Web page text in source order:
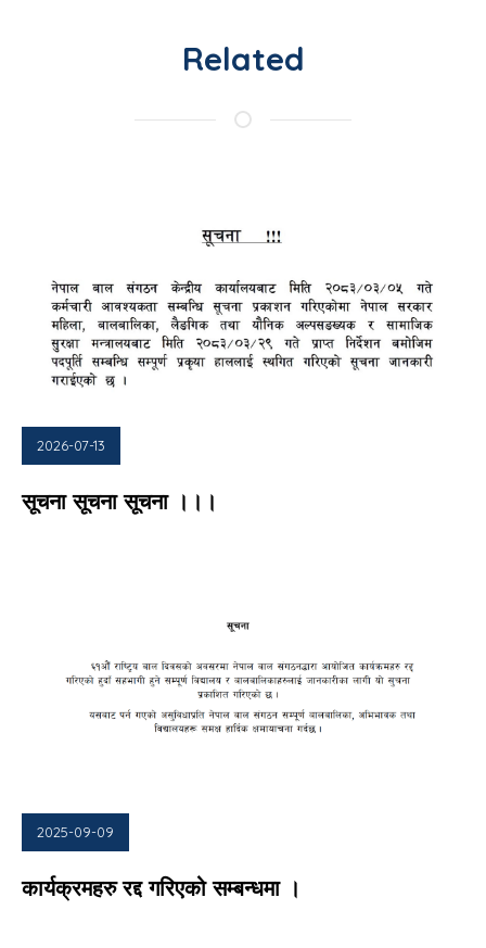
Related
2026-07-13
सूचना सूचना सूचना ।।।
2025-09-09
कार्यक्रमहरु रद्द गरिएको सम्बन्धमा ।